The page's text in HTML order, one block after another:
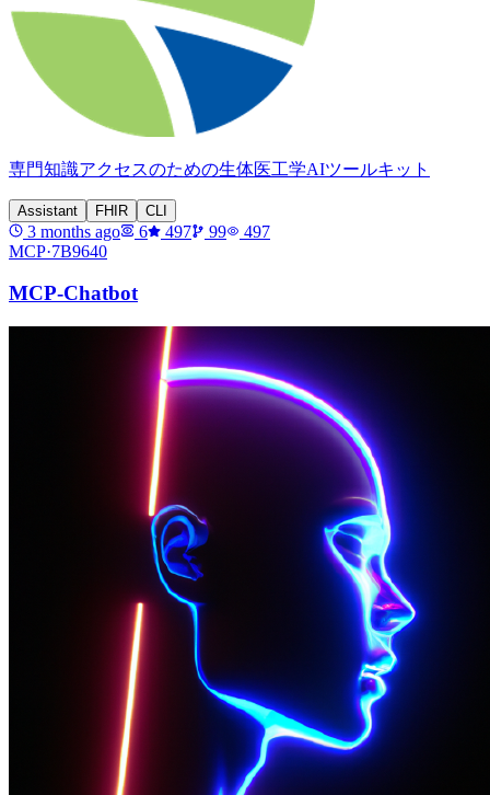
専門知識アクセスのための生体医工学AIツールキット
Assistant FHIR CLI
3 months ago 6 497 99
497
MCP·7B9640
MCP-Chatbot